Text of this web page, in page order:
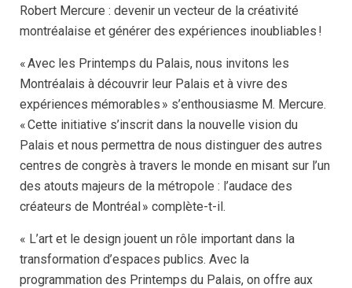
Robert Mercure : devenir un vecteur de la créativité
montréalaise et générer des expériences inoubliables !
« Avec les Printemps du Palais, nous invitons les
Montréalais à découvrir leur Palais et à vivre des
expériences mémorables » s’enthousiasme M. Mercure.
« Cette initiative s’inscrit dans la nouvelle vision du
Palais et nous permettra de nous distinguer des autres
centres de congrès à travers le monde en misant sur l’un
des atouts majeurs de la métropole : l’audace des
créateurs de Montréal » complète-t-il.
« L’art et le design jouent un rôle important dans la
transformation d’espaces publics. Avec la
programmation des Printemps du Palais, on offre aux